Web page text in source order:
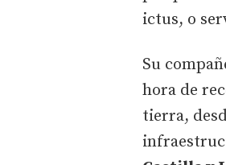
ictus, o
Su
hora de
tierra,